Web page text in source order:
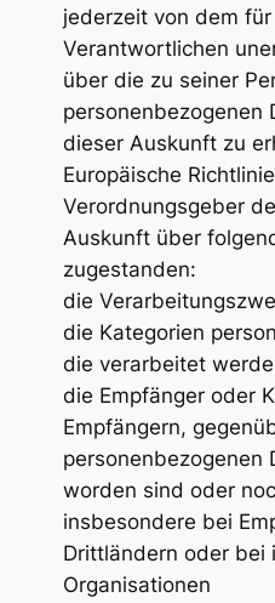
jederzeit von dem
Verantwortlichen
über die zu seiner
personenbezogenen
dieser Auskunft zu
Europäische
Verordnungsgeber
Auskunft über
zugestanden:
die
die Kategorien
die verarbeitet
die Empfänger oder
Empfängern,
personenbezogenen
worden sind oder
insbesondere bei
Drittländern oder bei
Organisationen